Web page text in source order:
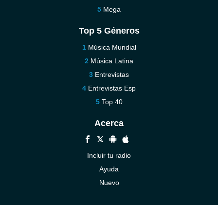
Mega
Top 5 Géneros
Música Mundial
Música Latina
Entrevistas
Entrevistas Esp
Top 40
Acerca
Incluir tu radio
Ayuda
Nuevo